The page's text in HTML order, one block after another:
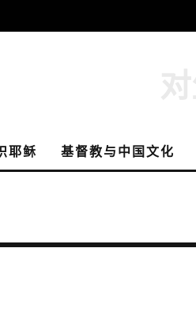
耶稣 基督教与中国文化